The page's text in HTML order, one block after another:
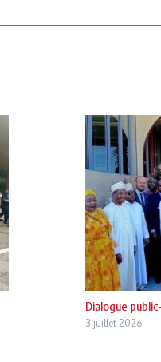
Dialogue
3 juillet 2026